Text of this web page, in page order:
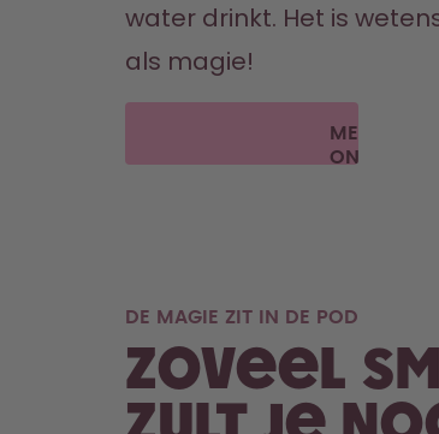
water drinkt. Het is
als magie!
MEER
ONTDEKKEN
DE MAGIE ZIT IN DE POD
Zoveel